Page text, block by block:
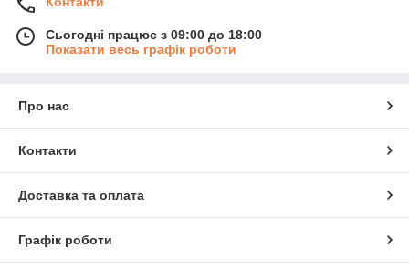
Сьогодні працює з 09:00 до 18:00
Показати весь графік роботи
Про нас
Контакти
Доставка та оплата
Графік роботи